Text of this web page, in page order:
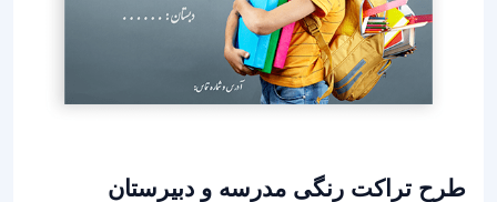
طرح تراکت رنگی مدرسه و دبیرستان